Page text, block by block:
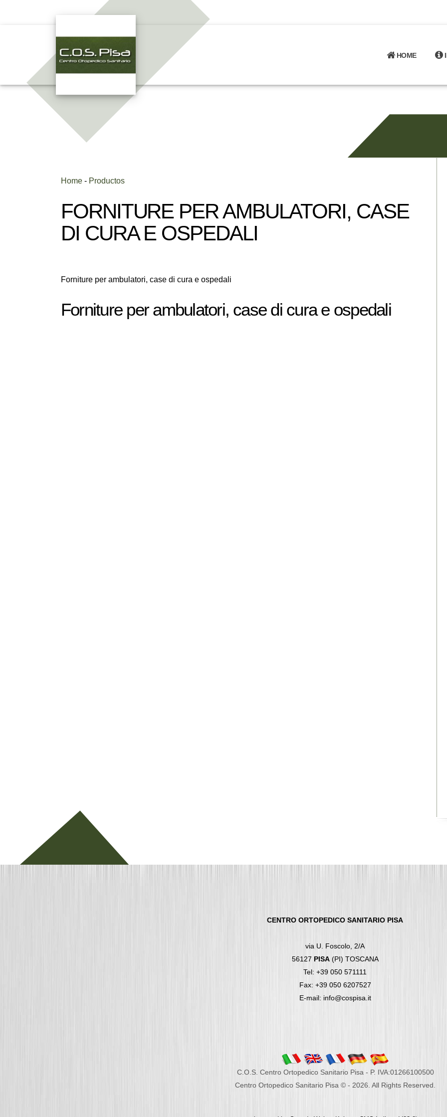
HOME
Home - Productos
FORNITURE PER AMBULATORI, CASE
DI CURA E OSPEDALI
Forniture per ambulatori, case di cura e ospedali
Forniture per ambulatori, case di cura e ospedali
CENTRO ORTOPEDICO SANITARIO PISA
via U. Foscolo, 2/A
56127 PISA(PI) TOSCANA
Tel: +39 050 571111
Fax: +39 050 6207527
E-mail: info@cospisa.it
C.O.S. Centro Ortopedico Sanitario Pisa - P. IVA:01266100500
Centro Ortopedico Sanitario Pisa © - 2026. All Rights Reserved.